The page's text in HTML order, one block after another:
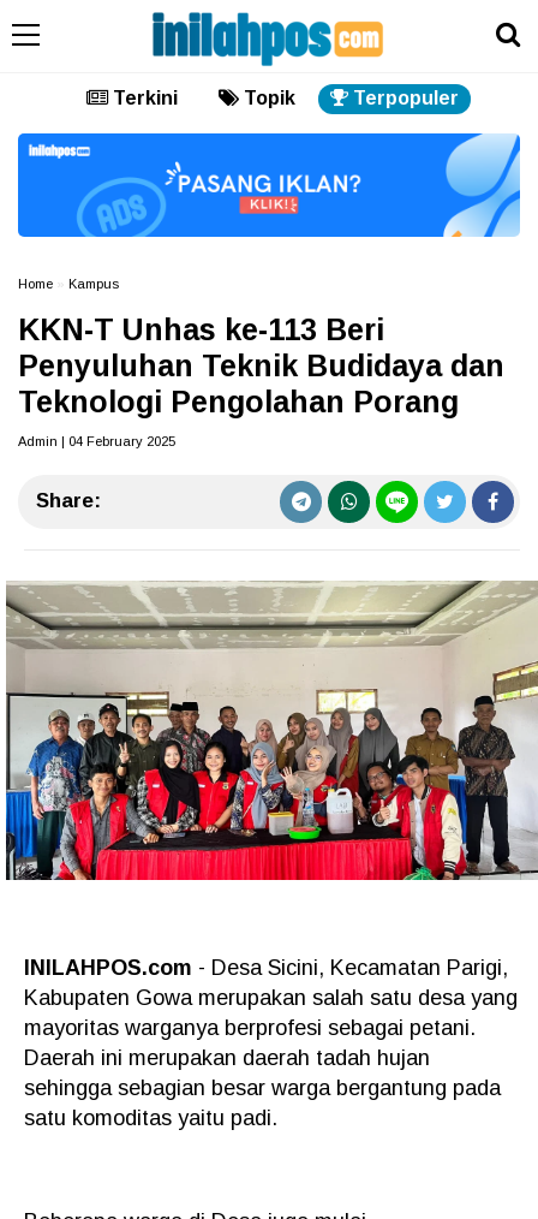
Terkini Topik Terpopuler
Home Kampus
KKN-T Unhas ke-113 Beri
Penyuluhan Teknik Budidaya dan
Teknologi Pengolahan Porang
Admin | 04 February 2025
Share:
INILAHPOS.com - Desa Sicini, Kecamatan Parigi,
Kabupaten Gowa merupakan salah satu desa yang
mayoritas warganya berprofesi sebagai petani.
Daerah ini merupakan daerah tadah hujan
sehingga sebagian besar warga bergantung pada
satu komoditas yaitu padi.